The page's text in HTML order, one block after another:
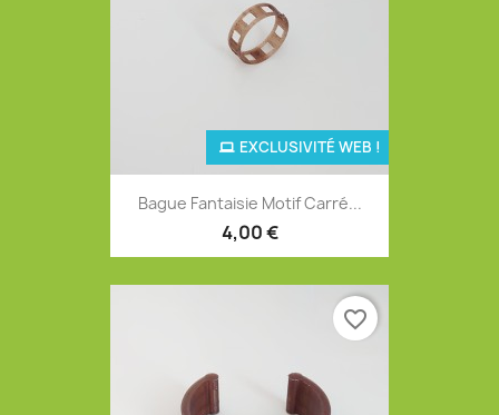
Bague Fantaisie Motif Carré...
4,00 €
EXCLUSIVITÉ WEB !
favorite_border